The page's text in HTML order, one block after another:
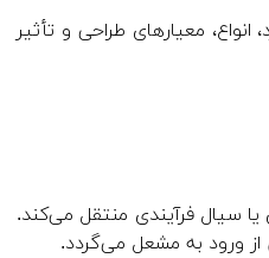
معیارهای طراحی و تأثیر
سیال فرآیندی منتقل می‌کند.
ورود به مشعل می‌گردد.